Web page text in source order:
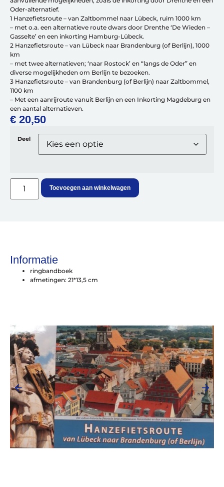
Fietsonderdelen
Fietsbanden
Sturen
Zadels
Kleding
Onderhoud en Reparatie
kiezenvan een fiets
Alles voor de fietsvakantie
Paklijst
Bikepacking
Fiets in vliegtuig vervoeren
Navigatie en USB opladers
Cursussen en lezingen
Webshop
Oder-alternatief.
1 Hanzefietsroute – van Zaltbommel naar Lübeck, ruim 1000 km
– met o.a. een alternatieve route dwars door Drenthe ‘De Wieden –
Gasselte’ en een inkorting Hamburg-Lübeck.
2 Hanzefietsroute – van Lübeck naar Brandenburg (of Berlijn), 1000
km
– met twee alternatieven; ‘naar Rostock’ en “langs de Oder” en
diverse mogelijkheden om Berlijn te bezoeken.
3 Hanzefietsroute – van Brandenburg (of Berlijn) naar Zaltbommel,
1100 km
– Met een aanrijroute vanuit Berlijn en een Inkorting Magdeburg en
een aantal alternatieven.
€ 20,50
Deel
Toevoegen aan winkelwagen
Informatie
ringbandboek
afmetingen: 21*13,5 cm